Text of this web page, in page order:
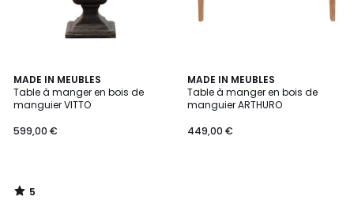
MADE IN MEUBLES
Table à manger en bois de
manguier VITTO
599,00 €
5
/
5
5
/
MADE IN MEUBLES
Table à manger en bois de
manguier ARTHURO
449,00 €